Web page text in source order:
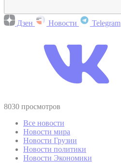
Дзен Новости Telegram
8030 просмотров
Все новости
Новости мира
Новости Грузии
Новости политики
Новости Экономики